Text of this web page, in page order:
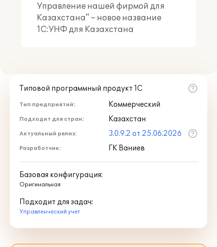
Управление нашей фирмой для
Казахстана" – новое название
1С:УНФ для Казахстана
Типовой программный продукт 1С
Тип предприятий: Коммерческий
Подходит для стран: Казахстан
Актуальный релиз: 3.0.9.2 от 25.06.2026
Разработчик: ГК Ваниев
Базовая конфигурация:
Оригинальная
Подходит для задач:
Управленческий учет